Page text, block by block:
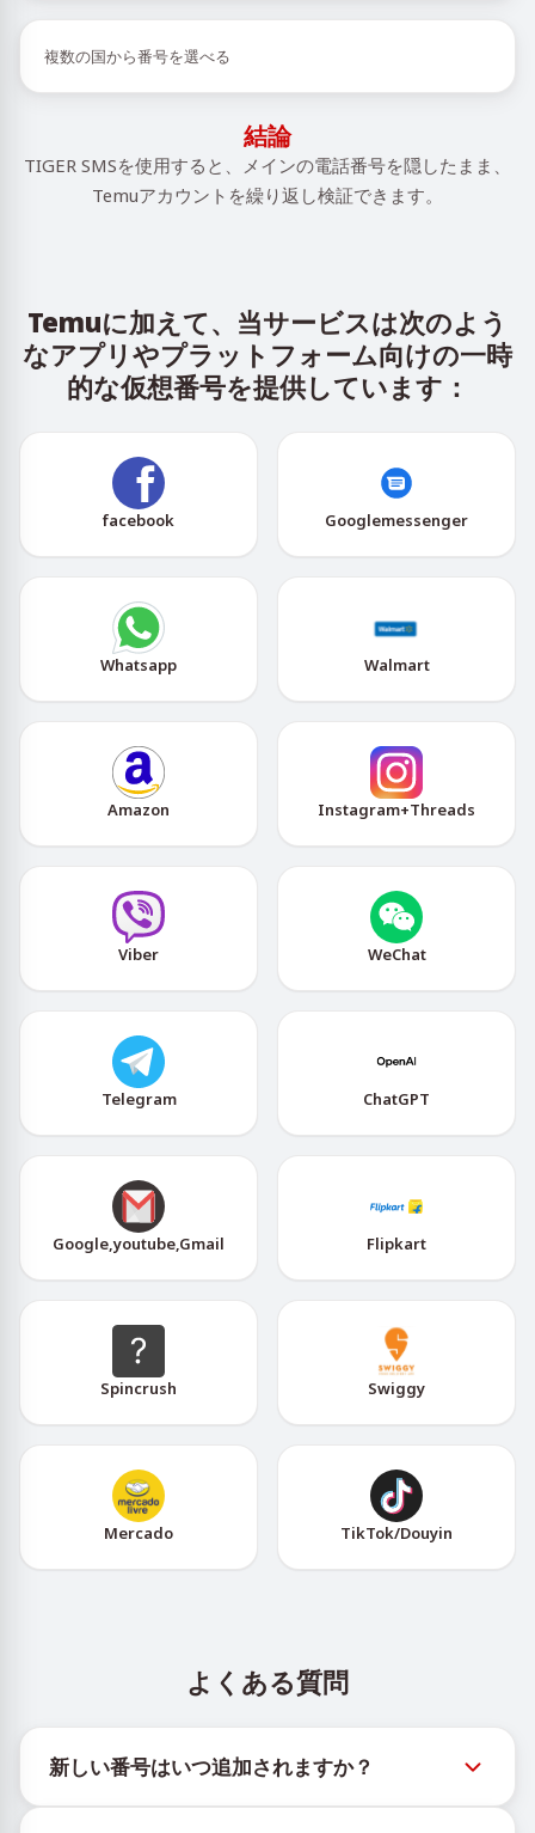
複数の国から番号を選べる
結論
TIGER SMSを使用すると、メインの電話番号を隠したまま、
Temuアカウントを繰り返し検証できます。
Temuに加えて、当サービスは次のよう
なアプリやプラットフォーム向けの一時
的な仮想番号を提供しています：
facebook Googlemessenger
Whatsapp Walmart
Amazon Instagram+Threads
Viber WeChat
Telegram ChatGPT
Google,youtube,Gmail Flipkart
Spincrush Swiggy
Mercado TikTok/Douyin
よくある質問
新しい番号はいつ追加されますか？